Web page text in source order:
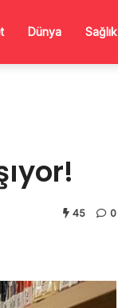
Dünya Sağlık
45 0